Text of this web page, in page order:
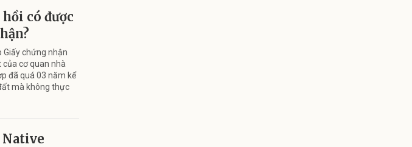
có được
Giấy chứng nhận
của cơ quan nhà
đã quá 03 năm kể
mà không thực
Native